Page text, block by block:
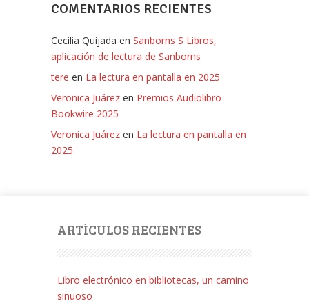
COMENTARIOS RECIENTES
Cecilia Quijada en Sanborns S Libros,
aplicación de lectura de Sanborns
tere en La lectura en pantalla en 2025
Veronica Juárez en Premios Audiolibro
Bookwire 2025
Veronica Juárez en La lectura en pantalla en
2025
ARTÍCULOS RECIENTES
Libro electrónico en bibliotecas, un camino
sinuoso